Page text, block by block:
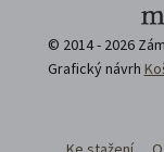
© 2014 - 2026
Grafický návrh